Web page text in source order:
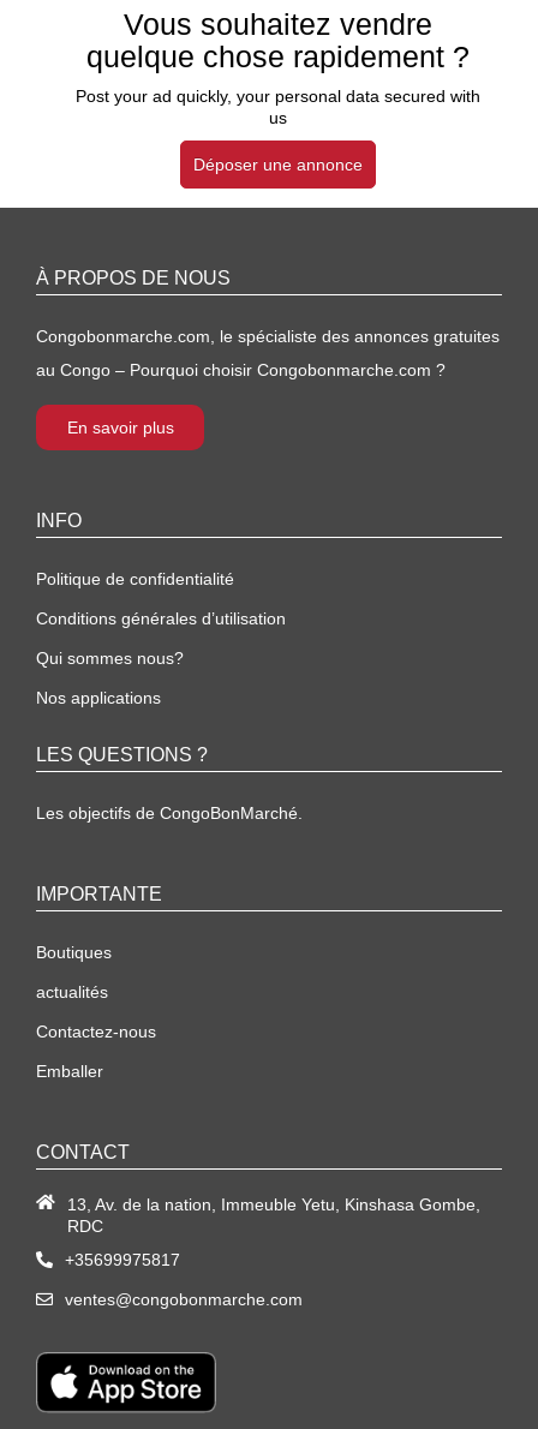
Vous souhaitez vendre
quelque chose rapidement ?
Post your ad quickly, your personal data secured with
us
Déposer une annonce
À PROPOS DE NOUS
Congobonmarche.com, le spécialiste des annonces gratuites
au Congo – Pourquoi choisir Congobonmarche.com ?
En savoir plus
INFO
Politique de confidentialité
Conditions générales d’utilisation
Qui sommes nous?
Nos applications
LES QUESTIONS ?
Les objectifs de CongoBonMarché.
IMPORTANTE
Boutiques
actualités
Contactez-nous
Emballer
CONTACT
13, Av. de la nation, Immeuble Yetu, Kinshasa Gombe,
RDC
+35699975817
ventes@congobonmarche.com